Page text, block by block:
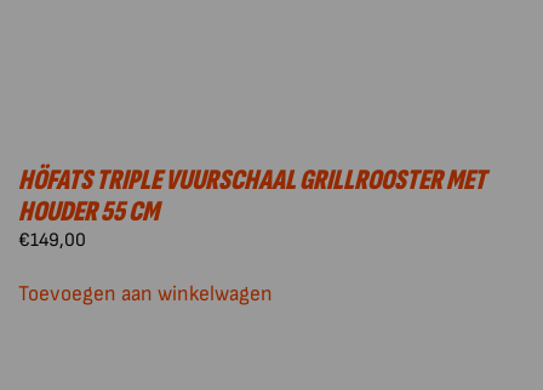
HÖFATS TRIPLE VUURSCHAAL GRILLROOSTER MET
HOUDER 55 CM
€149,00
Toevoegen aan winkelwagen